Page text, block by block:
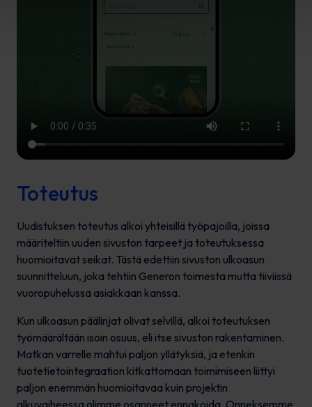
Toteutus
Uudistuksen toteutus alkoi yhteisillä työpajoilla, joissa
määriteltiin uuden sivuston tarpeet ja toteutuksessa
huomioitavat seikat. Tästä edettiin sivuston ulkoasun
suunnitteluun, joka tehtiin Generon toimesta mutta tiiviissä
vuoropuhelussa asiakkaan kanssa.
Kun ulkoasun päälinjat olivat selvillä, alkoi toteutuksen
työmäärältään isoin osuus, eli itse sivuston rakentaminen.
Matkan varrelle mahtui paljon yllätyksiä, ja etenkin
tuotetietointegraation kitkattomaan toimimiseen liittyi
paljon enemmän huomioitavaa kuin projektin
alkuvaiheessa olimme osanneet ennakoida. Onneksemme